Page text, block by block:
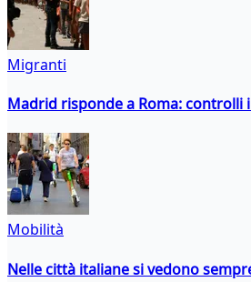
Migranti
Madrid risponde a Roma:
Mobilità
Nelle città italiane si vedono